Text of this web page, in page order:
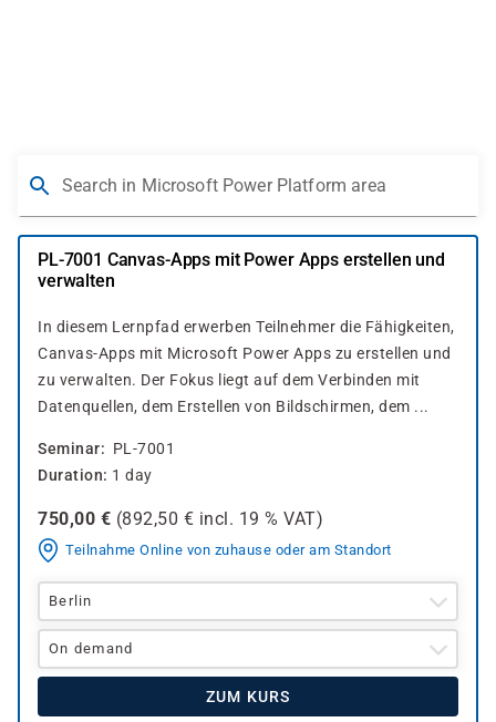
Search in Microsoft Power Platform area
PL-7001 Canvas-Apps mit Power Apps erstellen und
verwalten
In diesem Lernpfad erwerben Teilnehmer die Fähigkeiten,
Canvas-Apps mit Microsoft Power Apps zu erstellen und
zu verwalten. Der Fokus liegt auf dem Verbinden mit
Datenquellen, dem Erstellen von Bildschirmen, dem ...
Seminar
PL-7001
Duration
1 day
750,00 € (892,50 € incl. 19 % VAT)
Teilnahme Online von zuhause oder am Standort
Berlin
On demand
ZUM KURS